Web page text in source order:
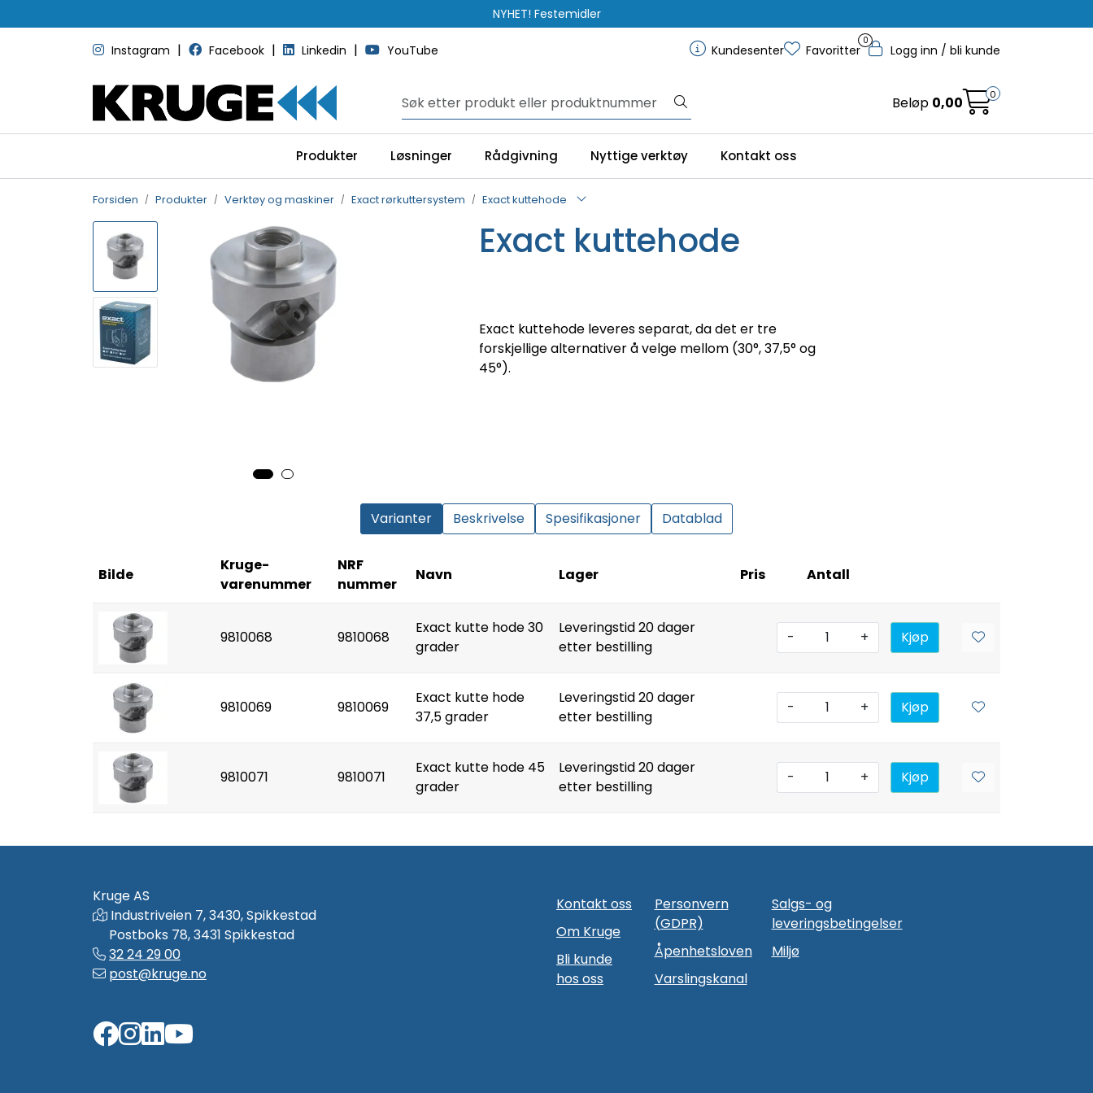
NYHET! Festemidler
Instagram | Facebook | Linkedin | YouTube Kundesenter
0
Favoritter Logg inn / bli kunde
Beløp 0,00 0
Produkter Løsninger Rådgivning Nyttige verktøy Kontakt oss
Forsiden Produkter Verktøy og maskiner Exact rørkuttersystem Exact kuttehode
Exact kuttehode
Exact kuttehode leveres separat, da det er tre
forskjellige alternativer å velge mellom (30°, 37,5° og
45°).
Varianter Beskrivelse Spesifikasjoner Datablad
Bilde
Kruge-
varenummer
NRF
nummer
Navn Lager Pris Antall
9810068 9810068
Exact kutte hode 30
grader
Leveringstid 20 dager
etter bestilling
- + Kjøp
9810069 9810069
Exact kutte hode
37,5 grader
Leveringstid 20 dager
etter bestilling
- + Kjøp
9810071 9810071
Exact kutte hode 45
grader
Leveringstid 20 dager
etter bestilling
- + Kjøp
Kruge AS
Industriveien 7, 3430, Spikkestad
Postboks 78, 3431 Spikkestad
32 24 29 00
post@kruge.no
Kontakt oss
Om Kruge
Bli kunde
hos oss
Personvern
(GDPR)
Åpenhetsloven
Varslingskanal
Salgs- og
leveringsbetingelser
Miljø